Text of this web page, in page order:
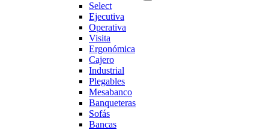
Select
Ejecutiva
Operativa
Visita
Ergonómica
Cajero
Industrial
Plegables
Mesabanco
Banqueteras
Sofás
Bancas